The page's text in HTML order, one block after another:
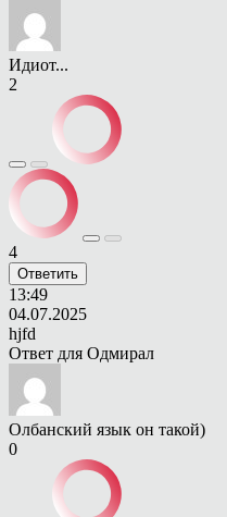
Идиот...
2
4
Ответить
13:49
04.07.2025
hjfd
Ответ для Одмирал
Олбанский язык он такой)
0